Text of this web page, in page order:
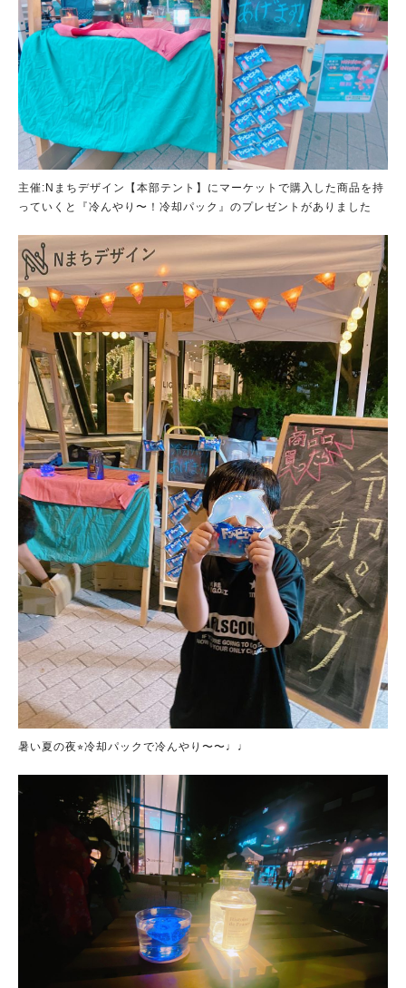
主催:Nまちデザイン【本部テント】にマーケットで購入した商品を持
っていくと『冷んやり〜！冷却パック』のプレゼントがありました
暑い夏の夜⭐︎冷却パックで冷んやり〜〜♩♩